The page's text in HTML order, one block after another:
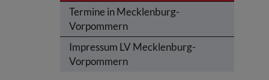
Termine in Mecklenburg-
Vorpommern
Impressum LV Mecklenburg-
Vorpommern